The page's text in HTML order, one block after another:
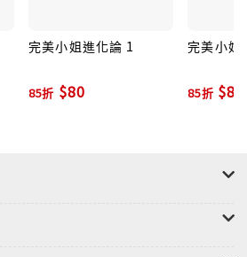
完美小姐進化論 1
85折 $80
完美小姐
85折 $80